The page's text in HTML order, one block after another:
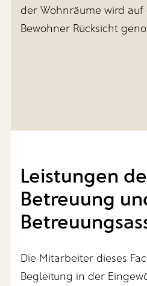
der Wohnräume wird
Bewohner Rücksicht
Leistungen
Betreuung
Die Mitarbeiter dieses
Begleitung in der